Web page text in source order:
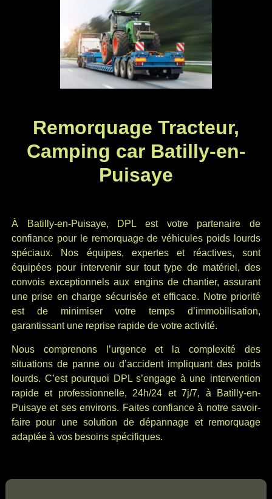
Remorquage Tracteur,
Camping car Batilly-en-
Puisaye
À Batilly-en-Puisaye, DPL est votre partenaire de
confiance pour le remorquage de véhicules poids lourds
spéciaux. Nos équipes, expertes et réactives, sont
équipées pour intervenir sur tout type de matériel, des
convois exceptionnels aux engins de chantier, assurant
une prise en charge sécurisée et efficace. Notre priorité
est de minimiser votre temps d’immobilisation,
garantissant une reprise rapide de votre activité.
Nous comprenons l’urgence et la complexité des
situations de panne ou d’accident impliquant des poids
lourds. C’est pourquoi DPL s’engage à une intervention
rapide et professionnelle, 24h/24 et 7j/7, à Batilly-en-
Puisaye et ses environs. Faites confiance à notre savoir-
faire pour une solution de dépannage et remorquage
adaptée à vos besoins spécifiques.